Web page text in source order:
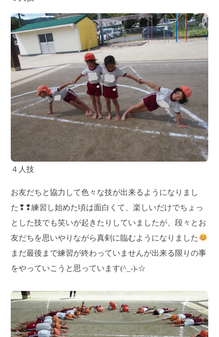
４人技
お友だちと協力して色々な技が出来るようになりまし
た❢❢練習し始めた頃は面白くて、楽しいだけでちょっ
とした技でも笑いが起きたりしていましたが、段々とお
友だちを思いやりながら真剣に臨むようになりました
まだ最後まで練習が終わっていませんが出来る限りの事
をやっていこうと思っています(^_-)-☆